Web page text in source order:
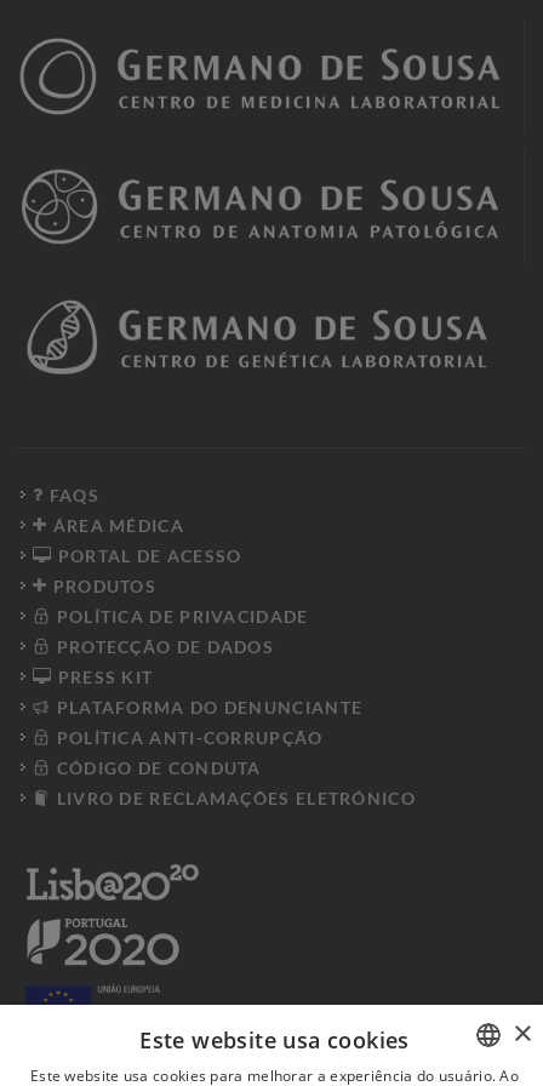
FAQS
ÁREA MÉDICA
PORTAL DE ACESSO
PRODUTOS
POLÍTICA DE PRIVACIDADE
PROTECÇÃO DE DADOS
PRESS KIT
PLATAFORMA DO DENUNCIANTE
POLÍTICA ANTI-CORRUPÇÃO
CÓDIGO DE CONDUTA
LIVRO DE RECLAMAÇÕES ELETRÓNICO
×
Este website usa cookies
Este website usa cookies para melhorar a experiência do usuário. Ao